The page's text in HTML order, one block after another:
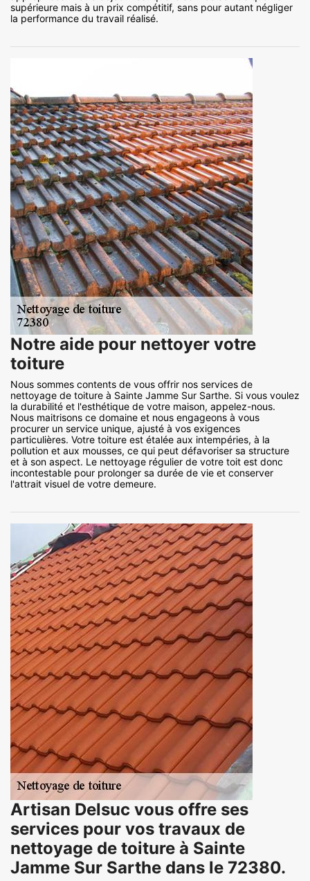
supérieure mais à un prix compétitif, sans pour autant négliger
la performance du travail réalisé.
Notre aide pour nettoyer votre
toiture
Nous sommes contents de vous offrir nos services de
nettoyage de toiture à Sainte Jamme Sur Sarthe. Si vous voulez
la durabilité et l'esthétique de votre maison, appelez-nous.
Nous maitrisons ce domaine et nous engageons à vous
procurer un service unique, ajusté à vos exigences
particulières. Votre toiture est étalée aux intempéries, à la
pollution et aux mousses, ce qui peut défavoriser sa structure
et à son aspect. Le nettoyage régulier de votre toit est donc
incontestable pour prolonger sa durée de vie et conserver
l'attrait visuel de votre demeure.
Artisan Delsuc vous offre ses
services pour vos travaux de
nettoyage de toiture à Sainte
Jamme Sur Sarthe dans le 72380.